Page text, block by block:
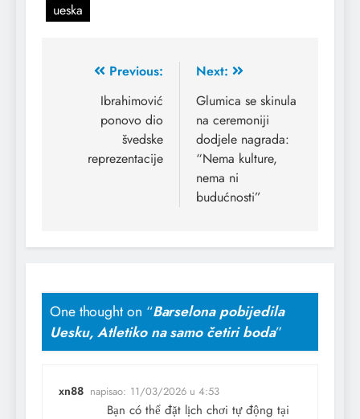
ueska
Previous:
Ibrahimović
ponovo dio
švedske
reprezentacije
Next:
Glumica se skinula
na ceremoniji
dodjele nagrada:
“Nema kulture,
nema ni
budućnosti”
One thought on “Barselona pobijedila
Uesku, Atletiko na samo četiri boda”
xn88 napisao: 11/03/2026 u 4:53
Bạn có thể đặt lịch chơi tự động tại